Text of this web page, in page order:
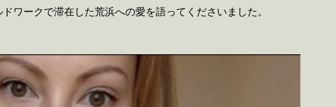
ワークで滞在した荒浜への愛を語ってくださいました。